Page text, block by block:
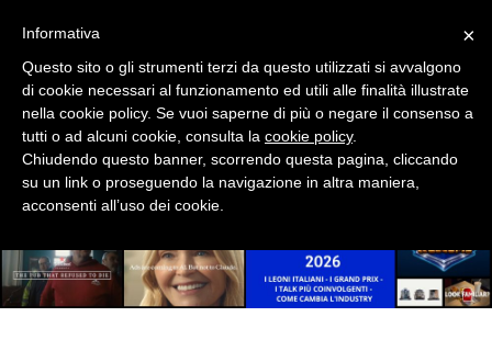
EVENTI
PROMOZIONI
PRODOTTI
×
Informativa
Questo sito o gli strumenti terzi da questo utilizzati si avvalgono
di cookie necessari al funzionamento ed utili alle finalità illustrate
nella cookie policy. Se vuoi saperne di più o negare il consenso a
tutti o ad alcuni cookie, consulta la cookie policy.
Chiudendo questo banner, scorrendo questa pagina, cliccando
su un link o proseguendo la navigazione in altra maniera,
acconsenti all’uso dei cookie.